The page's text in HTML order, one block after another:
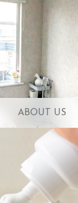
ABOUT US